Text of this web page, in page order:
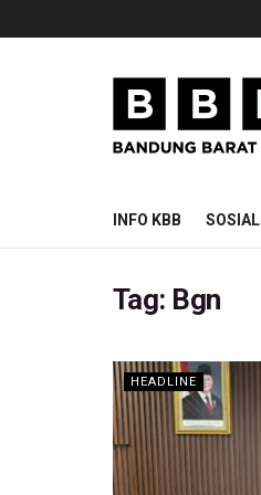
INFO KBB SOSIAL
Tag: Bgn
HEADLINE